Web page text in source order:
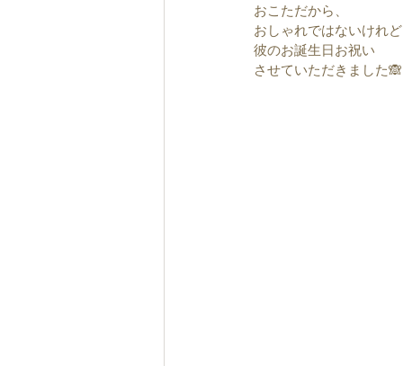
おこただから、
おしゃれではないけれ
彼のお誕生日お祝い
させていただきました